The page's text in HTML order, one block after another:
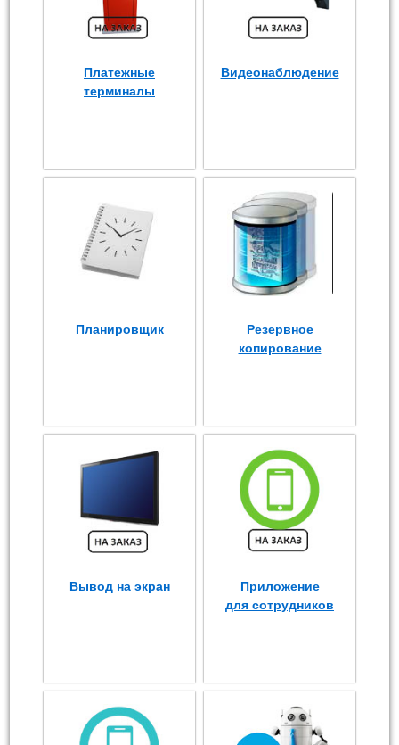
Платежные
терминалы
Видеонаблюдение
Планировщик
Резервное
копирование
Вывод на экран
Приложение
для сотрудников